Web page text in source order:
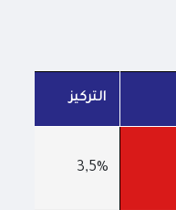
التركيز
3,5%